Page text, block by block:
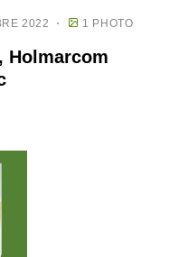
2022 1 PHOTO
Holmarcom